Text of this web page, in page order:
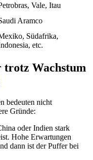
Vale, Itau
Aramco
Südafrika,
etc.
trotz Wachstum
bedeuten nicht
Gründe:
oder Indien stark
Hohe Erwartungen
dann ist der Puffer bei